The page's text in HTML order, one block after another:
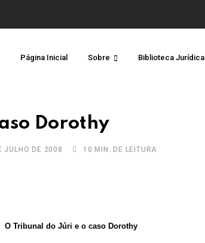
Página Inicial Sobre Biblioteca Jurídica
Dorothy
JULHO DE 2008 10 MIN. DE LEITURA
O Tribunal do Júri e o caso Dorothy